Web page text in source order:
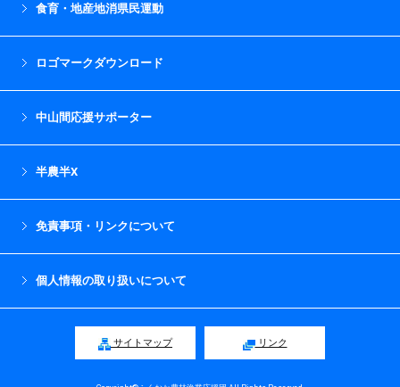
食育・地産地消県民運動
ロゴマークダウンロード
中山間応援サポーター
半農半X
免責事項・リンクについて
個人情報の取り扱いについて
サイトマップ リンク